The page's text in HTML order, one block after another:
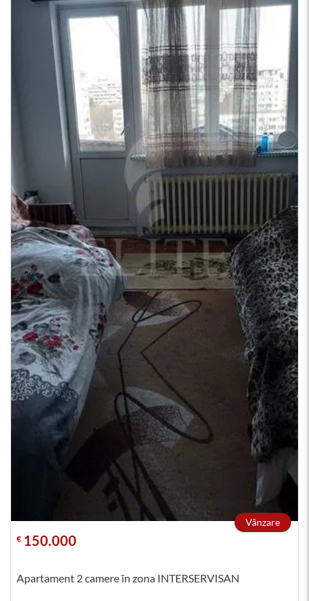
Vânzare
€ 150.000
Apartament 2 camere în zona INTERSERVISAN